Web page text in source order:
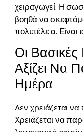
χειραγωγεί. Η
βοηθά να
πολυτέλεια. Είναι
Οι
Αξίζει Να
Ημέρα
Δεν χρειάζεται
Χρειάζεται να